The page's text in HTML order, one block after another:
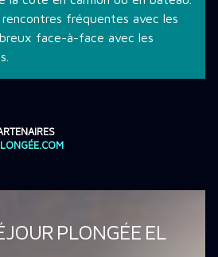
fréquentes avec les
face-à-face avec les
PLONGÉE EL